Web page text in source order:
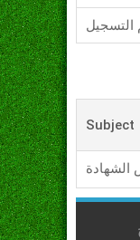
التسجيل
Subject